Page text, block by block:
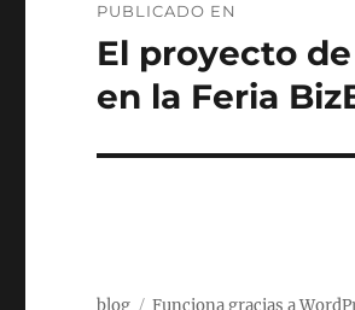
de
entradas
PUBLICADO EN
El proyecto
en la Feria
blog Funciona gracias a